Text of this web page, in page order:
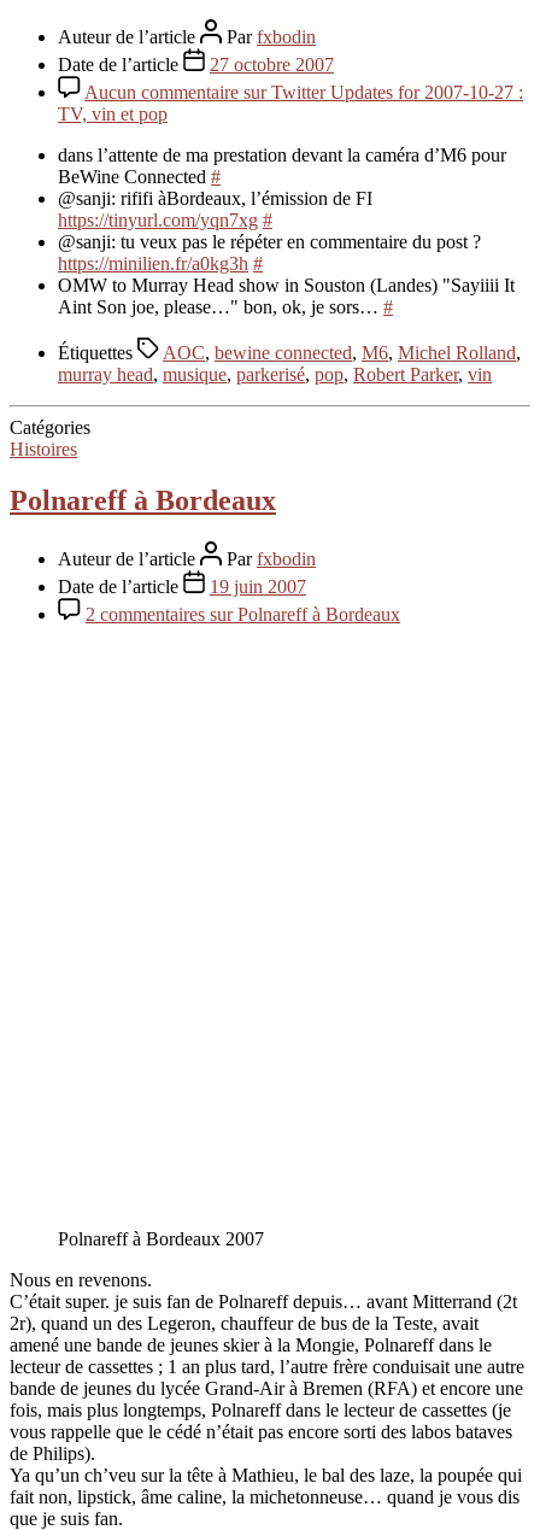
Auteur de l’article Parfxbodin
Date de l’article
27 octobre 2007
Aucun commentaire sur Twitter Updates for 2007-10-27 :
TV, vin et pop
dans l’attente de ma prestation devant la caméra d’M6 pour
BeWine Connected #
@sanji: rififi àBordeaux, l’émission de FI
https://tinyurl.com/yqn7xg #
@sanji: tu veux pas le répéter en commentaire du post ?
https://minilien.fr/a0kg3h #
OMW to Murray Head show in Souston (Landes) "Sayiiii It
Aint Son joe, please…" bon, ok, je sors… #
Étiquettes AOC, bewine connected, M6, Michel Rolland,
murray head, musique, parkerisé, pop, Robert Parker, vin
Catégories
Histoires
Polnareff à Bordeaux
Auteur de l’article Parfxbodin
Date de l’article
19 juin 2007
2 commentaires sur Polnareff à Bordeaux
Polnareff à Bordeaux 2007
Nous en revenons.
C’était super. je suis fan de Polnareff depuis… avant Mitterrand (2t
2r), quand un des Legeron, chauffeur de bus de la Teste, avait
amené une bande de jeunes skier à la Mongie, Polnareff dans le
lecteur de cassettes ; 1 an plus tard, l’autre frère conduisait une autre
bande de jeunes du lycée Grand-Air à Bremen (RFA) et encore une
fois, mais plus longtemps, Polnareff dans le lecteur de cassettes (je
vous rappelle que le cédé n’était pas encore sorti des labos bataves
de Philips).
Ya qu’un ch’veu sur la tête à Mathieu, le bal des laze, la poupée qui
fait non, lipstick, âme caline, la michetonneuse… quand je vous dis
que je suis fan.